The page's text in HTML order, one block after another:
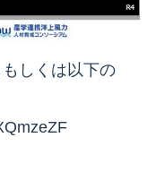
しくは以下の